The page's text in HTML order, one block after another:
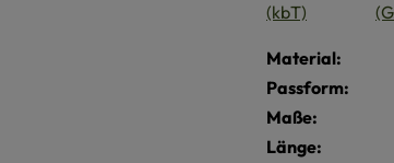
Material:
Passform:
Maße:
Länge: